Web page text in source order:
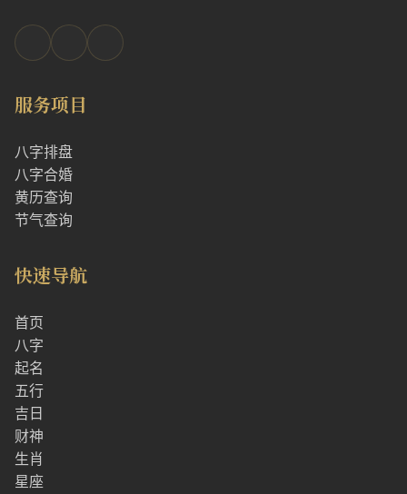
服务项目
八字排盘
八字合婚
黄历查询
节气查询
快速导航
首页
八字
起名
五行
吉日
财神
生肖
星座